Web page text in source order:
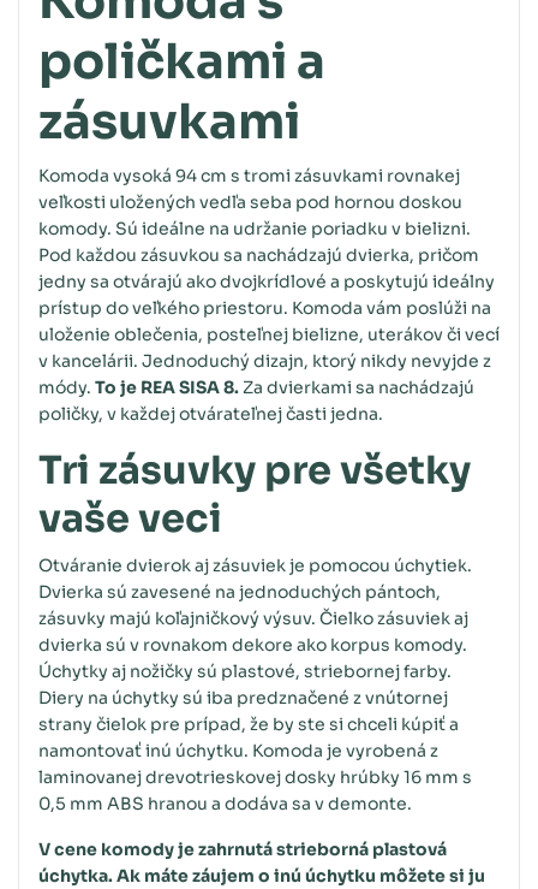
poličkami a
zásuvkami
Komoda vysoká 94 cm s tromi zásuvkami rovnakej
veľkosti uložených vedľa seba pod hornou doskou
komody. Sú ideálne na udržanie poriadku v bielizni.
Pod každou zásuvkou sa nachádzajú dvierka, pričom
jedny sa otvárajú ako dvojkrídlové a poskytujú ideálny
prístup do veľkého priestoru. Komoda vám poslúži na
uloženie oblečenia, posteľnej bielizne, uterákov či vecí
v kancelárii. Jednoduchý dizajn, ktorý nikdy nevyjde z
módy. To je REA SISA 8.Za dvierkami sa nachádzajú
poličky, v každej otvárateľnej časti jedna.
Tri zásuvky pre všetky
vaše veci
Otváranie dvierok aj zásuviek je pomocou úchytiek.
Dvierka sú zavesené na jednoduchých pántoch,
zásuvky majú koľajničkový výsuv. Čielko zásuviek aj
dvierka sú v rovnakom dekore ako korpus komody.
Úchytky aj nožičky sú plastové, striebornej farby.
Diery na úchytky sú iba predznačené z vnútornej
strany čielok pre prípad, že by ste si chceli kúpiť a
namontovať inú úchytku. Komoda je vyrobená z
laminovanej drevotrieskovej dosky hrúbky 16 mm s
0,5 mm ABS hranou a dodáva sa v demonte.
V cene komody je zahrnutá strieborná plastová
úchytka. Ak máte záujem o inú úchytku môžete si ju